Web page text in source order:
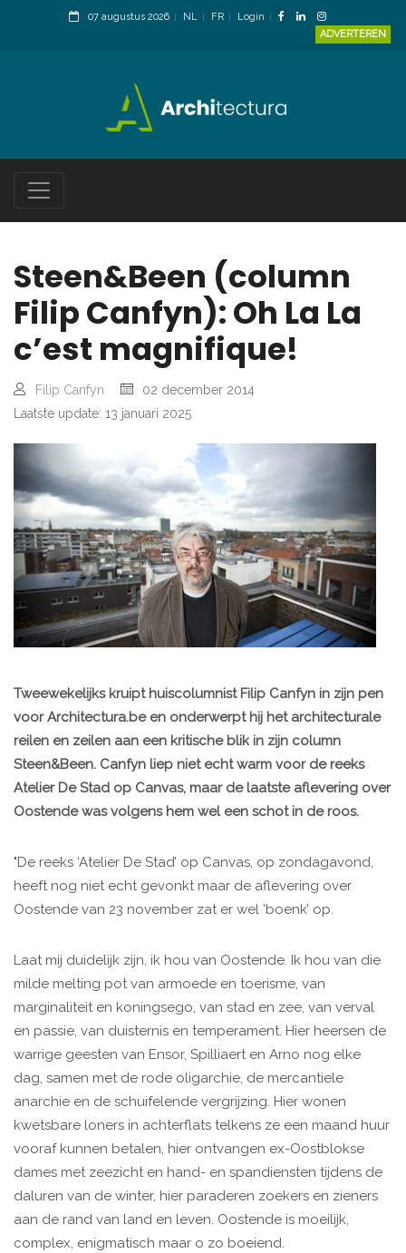
07 augustus 2026 NL FR
Login
ADVERTEREN
Steen&Been (column
Filip Canfyn): Oh La La
c’est magnifique!
Filip Canfyn
02 december 2014
Laatste update: 13 januari 2025
Tweewekelijks kruipt huiscolumnist Filip Canfyn in zijn pen
voor Architectura.be en onderwerpt hij het architecturale
reilen en zeilen aan een kritische blik in zijn column
Steen&Been. Canfyn liep niet echt warm voor de reeks
Atelier De Stad op Canvas, maar de laatste aflevering over
Oostendewas volgens hem wel een schot in de roos.
"De reeks ‘Atelier De Stad’ op Canvas, op zondagavond,
heeft nog niet echt gevonkt maar de aflevering over
Oostende van 23 november zat er wel ‘boenk’ op.
Laat mij duidelijk zijn, ik hou van Oostende. Ik hou van die
milde melting pot van armoede en toerisme, van
marginaliteit en koningsego, van stad en zee, van verval
en passie, van duisternis en temperament. Hier heersen de
warrige geesten van Ensor, Spilliaert en Arno nog elke
dag, samen met de rode oligarchie, de mercantiele
anarchie en de schuifelende vergrijzing. Hier wonen
kwetsbare loners in achterflats telkens ze een maand huur
vooraf kunnen betalen, hier ontvangen ex-Oostblokse
dames met zeezicht en hand- en spandiensten tijdens de
daluren van de winter, hier paraderen zoekers en zieners
aan de rand van land en leven. Oostende is moeilijk,
complex, enigmatisch maar o zo boeiend.